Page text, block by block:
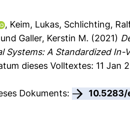
, Keim, Lukas, Schlichting,
und Galler, Kerstin M. (2021)
Systems: A Standardized In-
dieses Volltextes: 11 Jan
Dokuments:
10.5283/